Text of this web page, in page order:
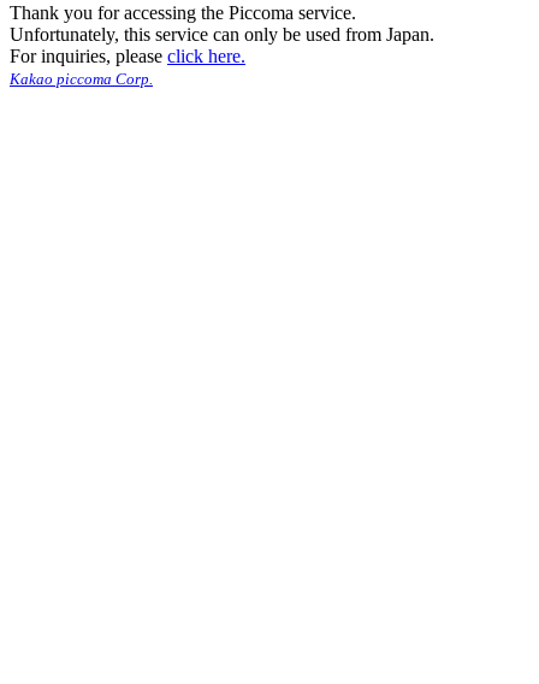
Thank you for accessing the Piccoma service.
Unfortunately, this service can only be used from Japan.
For inquiries, please click here.
Kakao piccoma Corp.